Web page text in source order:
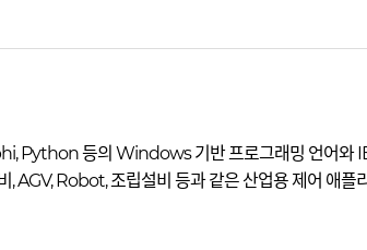
Python 등의 Windows 기반 프로그래밍 언어와
AGV, Robot, 조립설비 등과 같은 산업용 제어 애플